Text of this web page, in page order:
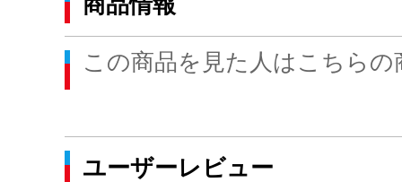
この商品を見た人はこちら
ユーザーレビュー